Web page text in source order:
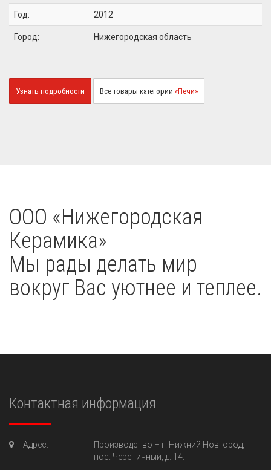
Год: 2012
Город: Нижегородская область
Узнать подробности Все товары категории «Печи»
OOO «Нижегородская
Керамика»
Мы рады делать мир
вокруг Вас уютнее и теплее.
Контактная информация
Адрес: Производство – г. Нижний Новгород,
пос. Черепичный, д. 14.